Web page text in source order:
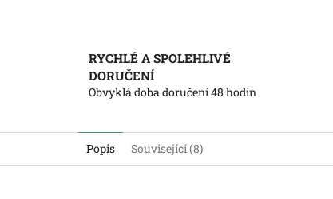
RYCHLÉ A SPOLEHLIVÉ
DORUČENÍ
Obvyklá doba doručení 48 hodin
Popis Související (8)